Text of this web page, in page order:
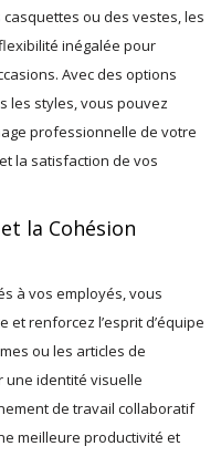
ou des vestes, les
inégalée pour
Avec des options
les styles, vous pouvez
professionnelle de votre
la satisfaction de vos
la Cohésion
à vos employés, vous
renforcez l’esprit d’équipe
ou les articles de
une identité visuelle
de travail collaboratif
meilleure productivité et